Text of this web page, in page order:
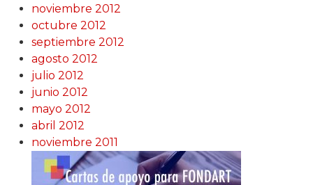
noviembre 2012
octubre 2012
septiembre 2012
agosto 2012
julio 2012
junio 2012
mayo 2012
abril 2012
noviembre 2011